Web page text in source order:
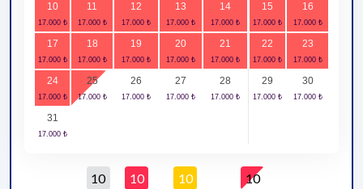
10 11 12 13 14 15 16
17 18 19 20 21 22 23
24 25 26 27 28 29 30
31
10 10 10 10